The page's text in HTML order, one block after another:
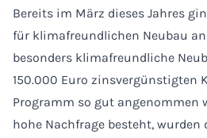
Bereits im März dieses Jahres
für klimafreundlichen Neubau
besonders klimafreundliche
150.000 Euro zinsvergünstigten
Programm so gut angenommen
hohe Nachfrage besteht,